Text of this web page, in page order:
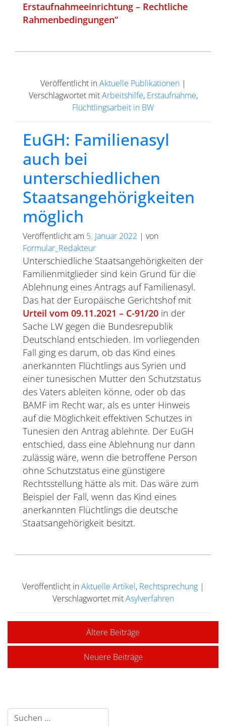
Erstaufnahmeeinrichtung – Rechtliche
Rahmenbedingungen“
Veröffentlicht inAktuelle Publikationen|
Verschlagwortet mitArbeitshilfe, Erstaufnahme,
Flüchtlingsarbeit in BW
EuGH: Familienasyl
auch bei
unterschiedlichen
Staatsangehörigkeiten
möglich
Veröffentlicht am 5. Januar 2022 | von
Formular_Redakteur
Unterschiedliche Staatsangehörigkeiten der
Familienmitglieder sind kein Grund für die
Ablehnung eines Antrags auf Familienasyl.
Das hat der Europäische Gerichtshof mit
Urteil vom 09.11.2021 – C-91/20 in der
Sache LW gegen die Bundesrepublik
Deutschland entschieden. Im vorliegenden
Fall ging es darum, ob das Kind eines
anerkannten Flüchtlings aus Syrien und
einer tunesischen Mutter den Schutzstatus
des Vaters ableiten könne, oder ob das
BAMF im Recht war, als es unter Hinweis
auf die Möglichkeit effektiven Schutzes in
Tunesien den Antrag ablehnte. Der EuGH
entschied, dass eine Ablehnung nur dann
zulässig wäre, wenn die betroffene Person
ohne Schutzstatus eine günstigere
Rechtsstellung hätte als mit. Das wäre zum
Beispiel der Fall, wenn das Kind eines
anerkannten Flüchtlings die deutsche
Staatsangehörigkeit besitzt.
Veröffentlicht inAktuelle Artikel, Rechtsprechung|
Verschlagwortet mitAsylverfahren
Ältere Beiträge
Neuere Beiträge